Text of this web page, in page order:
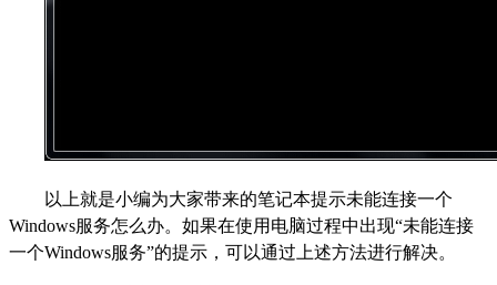
以上就是小编为大家带来的笔记本提示未能连接一个
Windows服务怎么办。如果在使用电脑过程中出现“未能连接
一个Windows服务”的提示，可以通过上述方法进行解决。